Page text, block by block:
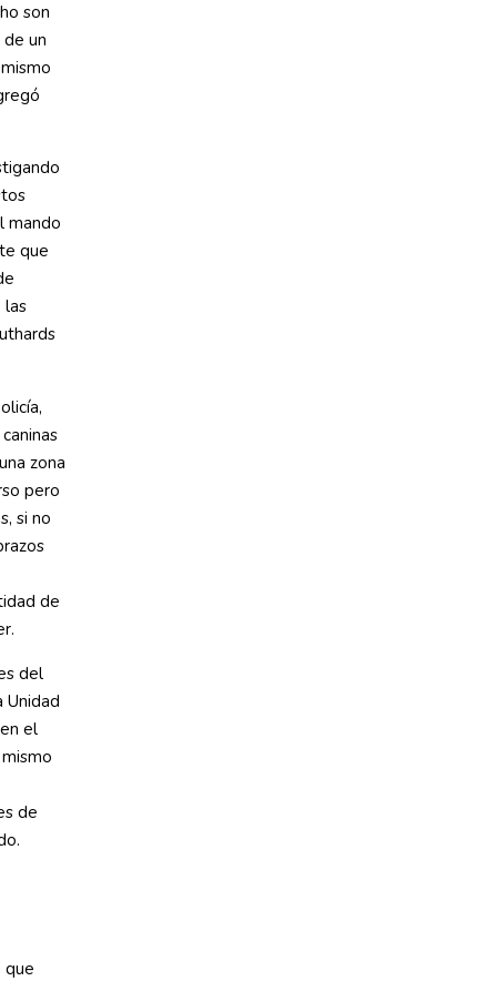
son
un
mando
que
las
zona
pero
si no
de
del
Unidad
el
de
que